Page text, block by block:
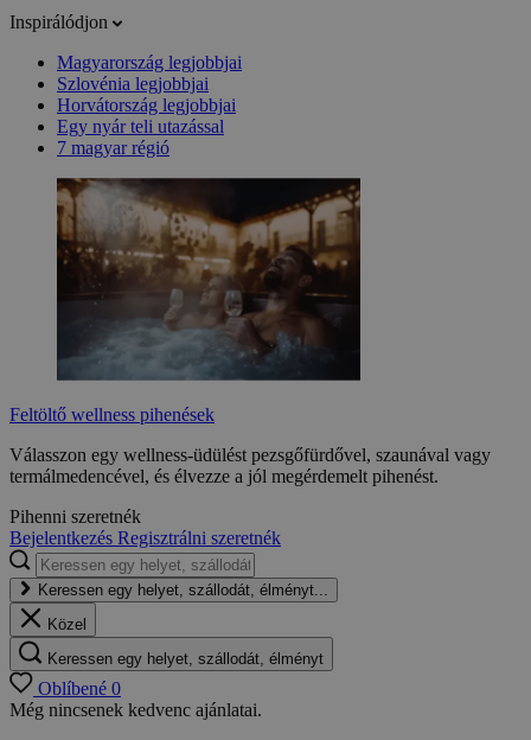
Inspirálódjon
Magyarország legjobbjai
Szlovénia legjobbjai
Horvátország legjobbjai
Egy nyár teli utazással
7 magyar régió
Feltöltő wellness pihenések
Válasszon egy wellness-üdülést pezsgőfürdővel, szaunával vagy
termálmedencével, és élvezze a jól megérdemelt pihenést.
Pihenni szeretnék
Bejelentkezés Regisztrálni szeretnék
Keressen egy helyet, szállodát, élményt...
Közel
Keressen egy helyet, szállodát, élményt
Oblíbené 0
Még nincsenek kedvenc ajánlatai.